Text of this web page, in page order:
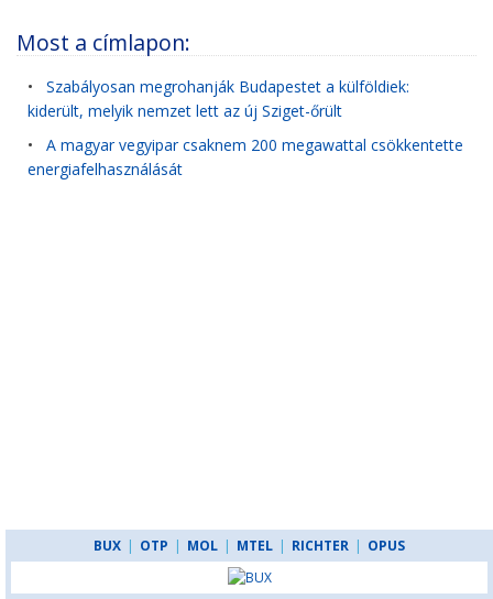
Most a címlapon:
• Szabályosan megrohanják Budapestet a külföldiek:
kiderült, melyik nemzet lett az új Sziget-őrült
• A magyar vegyipar csaknem 200 megawattal csökkentette
energiafelhasználását
BUX | OTP | MOL | MTEL | RICHTER | OPUS